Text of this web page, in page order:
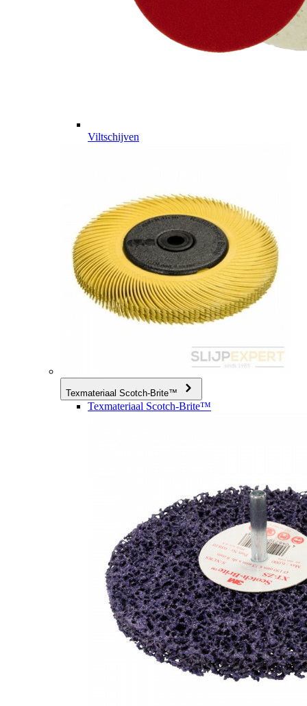
Viltschijven
Texmateriaal Scotch-Brite™
Texmateriaal Scotch-Brite™